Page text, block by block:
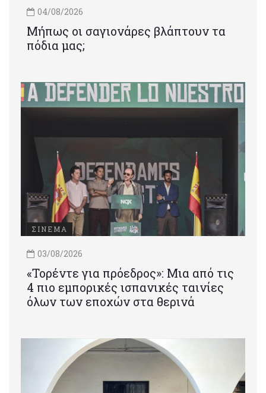
04/08/2026
Μήπως οι σαγιονάρες βλάπτουν τα
πόδια μας;
ΣΙΝΕΜΑ
03/08/2026
«Τορέντε για πρόεδρος»: Mια από τις
4 πιο εμπορικές ισπανικές ταινίες
όλων των εποχών στα θερινά